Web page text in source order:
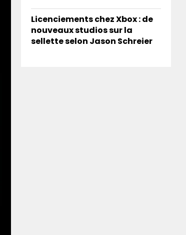
Licenciements chez Xbox : de
nouveaux studios sur la
sellette selon Jason Schreier